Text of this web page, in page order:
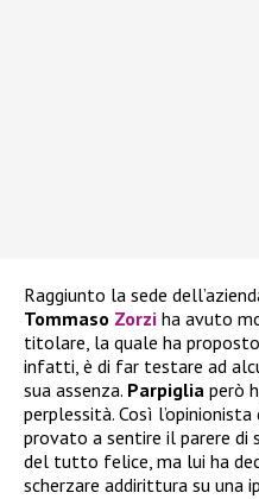
Raggiunto la sede
Tommaso Zorzi ha avuto
titolare, la quale ha
infatti, è di far testare ad
sua assenza. Parpiglia però
perplessità. Così l’opinionista
provato a sentire il parere di
del tutto felice, ma lui ha
scherzare addirittura su una